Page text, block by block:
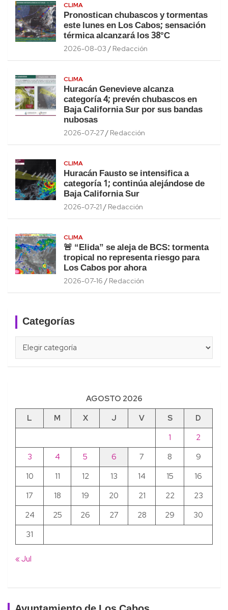
CLIMA
Pronostican chubascos y tormentas
este lunes en Los Cabos; sensación
térmica alcanzará los 38°C
2026-08-03 Redacción
CLIMA
Huracán Genevieve alcanza
categoría 4; prevén chubascos en
Baja California Sur por sus bandas
nubosas
2026-07-27 Redacción
CLIMA
Huracán Fausto se intensifica a
categoría 1; continúa alejándose de
Baja California Sur
2026-07-21 Redacción
CLIMA
🚨 “Elida” se aleja de BCS: tormenta
tropical no representa riesgo para
Los Cabos por ahora
2026-07-16 Redacción
Categorías
AGOSTO 2026
L
M X J V S
D
1
2
3
4 5 6 7 8
9
10
11 12 13 14 15
16
17
18 19 20 21 22
23
24
25 26 27 28 29
30
31
« Jul